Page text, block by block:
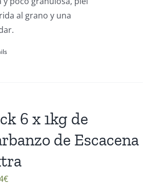
al grano y una
6 x 1kg de
de Escacena
€